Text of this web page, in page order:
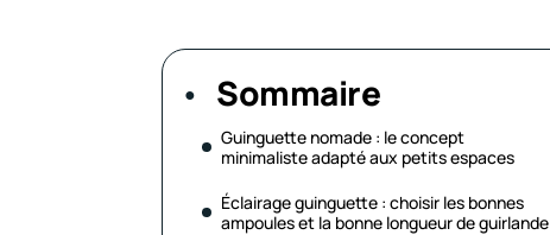
Sommaire
Guinguette nomade : le concept
minimaliste adapté aux petits espaces
Éclairage guinguette : choisir les bonnes
ampoules et la bonne longueur de guirlande